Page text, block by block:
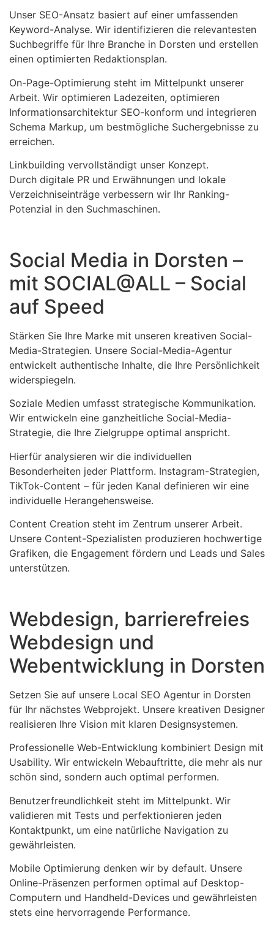
Unser SEO-Ansatz basiert auf einer umfassenden
Keyword-Analyse. Wir identifizieren die relevantesten
Suchbegriffe für Ihre Branche in Dorsten und erstellen
einen optimierten Redaktionsplan.
On-Page-Optimierung steht im Mittelpunkt unserer
Arbeit. Wir optimieren Ladezeiten, optimieren
Informationsarchitektur SEO-konform und integrieren
Schema Markup, um bestmögliche Suchergebnisse zu
erreichen.
Linkbuilding vervollständigt unser Konzept.
Durch digitale PR und Erwähnungen und lokale
Verzeichniseinträge verbessern wir Ihr Ranking-
Potenzial in den Suchmaschinen.
Social Media in Dorsten –
mit SOCIAL@ALL – Social
auf Speed
Stärken Sie Ihre Marke mit unseren kreativen Social-
Media-Strategien. Unsere Social-Media-Agentur
entwickelt authentische Inhalte, die Ihre Persönlichkeit
widerspiegeln.
Soziale Medien umfasst strategische Kommunikation.
Wir entwickeln eine ganzheitliche Social-Media-
Strategie, die Ihre Zielgruppe optimal anspricht.
Hierfür analysieren wir die individuellen
Besonderheiten jeder Plattform. Instagram-Strategien,
TikTok-Content – für jeden Kanal definieren wir eine
individuelle Herangehensweise.
Content Creation steht im Zentrum unserer Arbeit.
Unsere Content-Spezialisten produzieren hochwertige
Grafiken, die Engagement fördern und Leads und Sales
unterstützen.
Webdesign, barrierefreies
Webdesign und
Webentwicklung in Dorsten
Setzen Sie auf unsere Local SEO Agentur in Dorsten
für Ihr nächstes Webprojekt. Unsere kreativen Designer
realisieren Ihre Vision mit klaren Designsystemen.
Professionelle Web-Entwicklung kombiniert Design mit
Usability. Wir entwickeln Webauftritte, die mehr als nur
schön sind, sondern auch optimal performen.
Benutzerfreundlichkeit steht im Mittelpunkt. Wir
validieren mit Tests und perfektionieren jeden
Kontaktpunkt, um eine natürliche Navigation zu
gewährleisten.
Mobile Optimierung denken wir by default. Unsere
Online-Präsenzen performen optimal auf Desktop-
Computern und Handheld-Devices und gewährleisten
stets eine hervorragende Performance.